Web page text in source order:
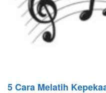
5 Cara Melatih